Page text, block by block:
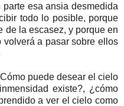
esa ansia desmedida
todo lo posible, porque
de la escasez, y porque en
a pasar sobre ellos
puede desear el cielo
existe?, ¿cómo
a ver el cielo como